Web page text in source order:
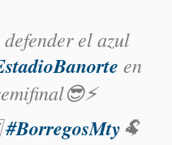
defender el azul
en
#BorregosMty 🐏